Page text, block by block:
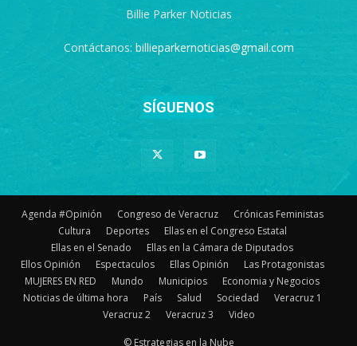
Billie Parker Noticias
Contáctanos: billieparkernoticias@gmail.com
SÍGUENOS
Agenda #Opinión Congreso de Veracruz
Crónicas Feministas
Cultura
Deportes
Ellas en el Congreso Estatal
Ellas en el Senado
Ellas en la Cámara de Diputados
Ellos Opinión
Espectaculos Ellas Opinión
Las Protagonistas
MUJERES EN RED
Mundo Municipios
Economia y Negocios
Noticias de última hora
País Salud Sociedad
Veracruz 1
Veracruz 2
Veracruz 3 Video
© Estrategias en la Nube